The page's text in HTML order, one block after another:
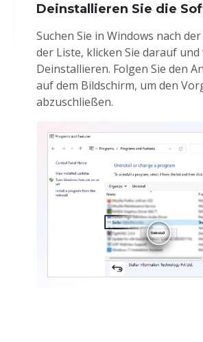
Deinstallieren Sie die
Suchen Sie in Windows nach
der Liste, klicken Sie darauf und
Deinstallieren. Folgen Sie den
auf dem Bildschirm, um den
abzuschließen.